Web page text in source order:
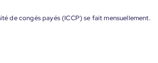
de congés payés (ICCP) se fait mensuellement.